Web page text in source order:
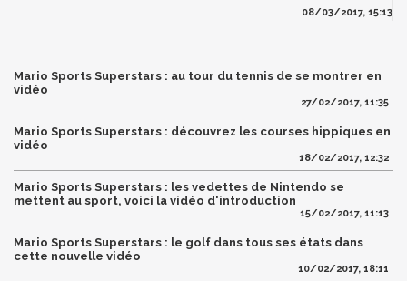
08/03/2017, 15:13
Mario Sports Superstars : au tour du tennis de se montrer en
vidéo
27/02/2017, 11:35
Mario Sports Superstars : découvrez les courses hippiques en
vidéo
18/02/2017, 12:32
Mario Sports Superstars : les vedettes de Nintendo se
mettent au sport, voici la vidéo d'introduction
15/02/2017, 11:13
Mario Sports Superstars : le golf dans tous ses états dans
cette nouvelle vidéo
10/02/2017, 18:11